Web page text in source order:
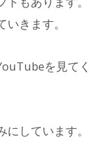
きます。
を見てく
しています。